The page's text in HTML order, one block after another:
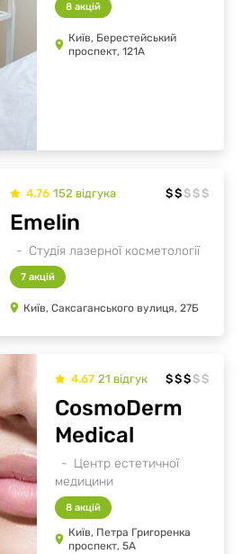
8 акцій
Київ, Берестейський
проспект, 121А
4.76 152 відгукa $$ $ $ $
Студія лазерної косметології
Emelin
7 акцій
Київ, Саксаганського вулиця, 27Б
4.67 21 відгук $$$ $ $
Центр естетичної
медицини
CosmoDerm
Medical
8 акцій
Київ, Петра Григоренка
проспект, 5А